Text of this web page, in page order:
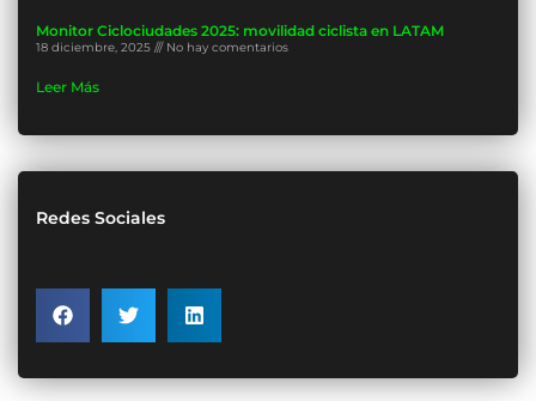
Monitor Ciclociudades 2025: movilidad ciclista en LATAM
18 diciembre, 2025 No hay comentarios
Leer Más
Redes Sociales